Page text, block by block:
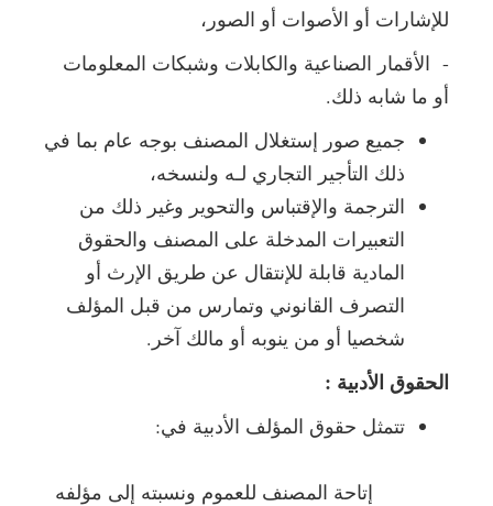
للإشارات أو الأصوات أو الصور،
- الأقمار الصناعية والكابلات وشبكات المعلومات
أو ما شابه ذلك.
جميع صور إستغلال المصنف بوجه عام بما في
ذلك التأجير التجاري لـه ولنسخه،
الترجمة والإقتباس والتحوير وغير ذلك من
التعبيرات المدخلة على المصنف والحقوق
المادية قابلة للإنتقال عن طريق الإرث أو
التصرف القانوني وتمارس من قبل المؤلف
شخصيا أو من ينوبه أو مالك آخر.
الحقوق الأدبية :
تتمثل حقوق المؤلف الأدبية في:
إتاحة المصنف للعموم ونسبته إلى مؤلفه